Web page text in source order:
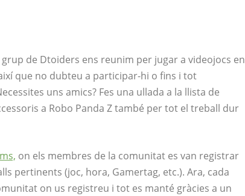
grup de Dtoiders ens reunim per jugar a videojocs en
que no dubteu a participar-hi o fins i tot
uns amics? Fes una ullada a la llista de
a Robo Panda Z també per tot el treball dur
on els membres de la comunitat es van registrar
pertinents (joc, hora, Gamertag, etc.). Ara, cada
on us registreu i tot es manté gràcies a un